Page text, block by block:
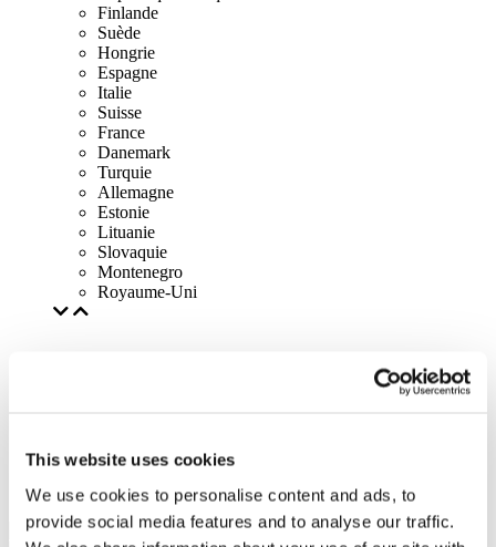
This website uses cookies
We use cookies to personalise content and ads, to
provide social media features and to analyse our traffic.
Finlande
Suède
Hongrie
Espagne
Italie
Suisse
France
Danemark
Turquie
Allemagne
Estonie
Lituanie
Slovaquie
Montenegro
Royaume-Uni